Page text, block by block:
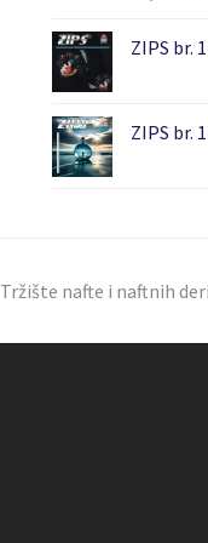
ZIPS br.
ZIPS br.
Tržište nafte i naftnih